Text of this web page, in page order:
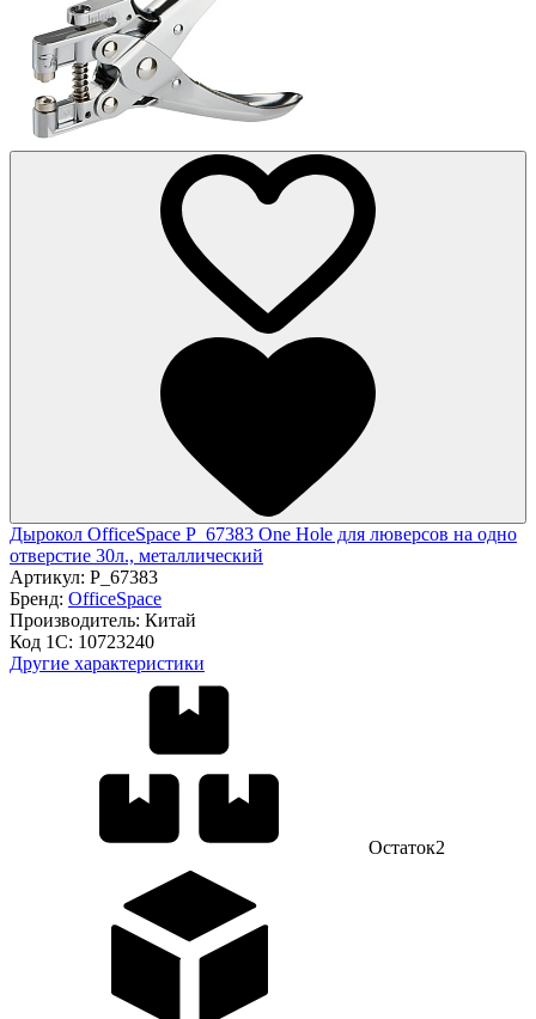
Дырокол OfficeSpace P_67383 One Hole для люверсов на одно
отверстие 30л., металлический
Артикул: P_67383
Бренд: OfficeSpace
Производитель: Китай
Код 1С: 10723240
Другие характеристики
Остаток2